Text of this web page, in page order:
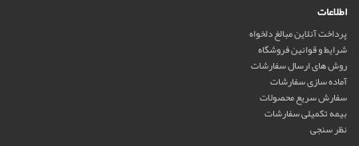
اطلاعات
پرداخت آنلاین مبالغ دلخواه
شرایط و قوانین فروشگاه
روش های ارسال سفارشات
آماده سازی سفارشات
سفارش سریع محصولات
بیمه تکمیلی سفارشات
نظر سنجی